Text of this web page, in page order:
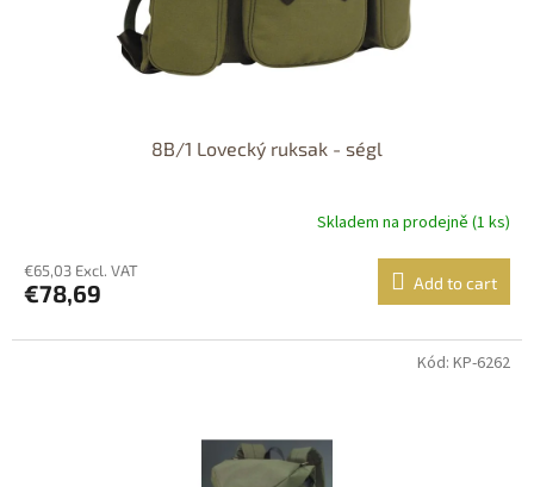
8B/1 Lovecký ruksak - ségl
Skladem na prodejně (1 ks)
€65,03 Excl. VAT
€78,69 Add to cart
Kód: KP-6262